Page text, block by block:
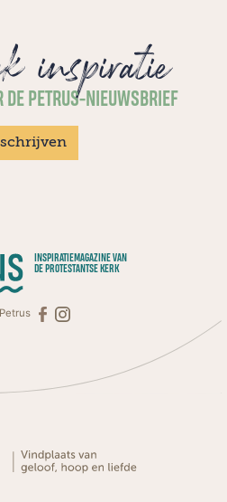
inspiratie
DE PETRUS-NIEUWSBRIEF
INSPIRATIEMAGAZINE VAN
DE PROTESTANTSE KERK
Petrus